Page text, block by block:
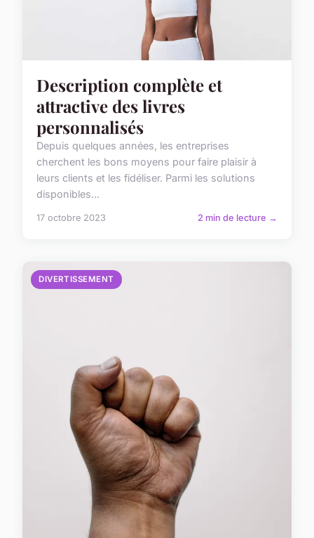
Description complète et
attractive des livres
personnalisés
Depuis quelques années, les entreprises
cherchent les bons moyens pour faire plaisir à
leurs clients et les fidéliser. Parmi les solutions
disponibles...
17 octobre 2023 2 min de lecture →
DIVERTISSEMENT